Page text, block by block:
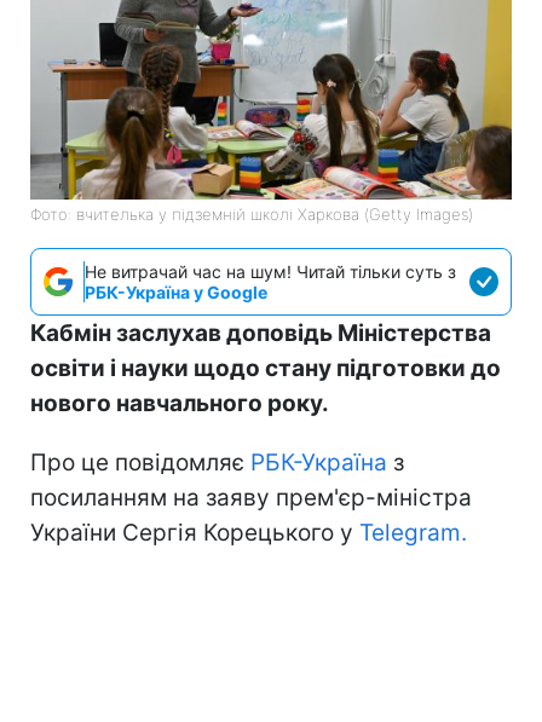
Фото: вчителька у підземній школі Харкова (Getty Images)
Не витрачай час на шум! Читай тільки суть з
РБК-Україна у Google
Кабмін заслухав доповідь Міністерства
освіти і науки щодо стану підготовки до
нового навчального року.
Про це повідомляє РБК-Україна з
посиланням на заяву прем'єр-міністра
України Сергія Корецького у Telegram.